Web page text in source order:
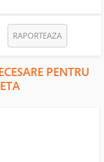
RAPORTEAZA
PENTRU